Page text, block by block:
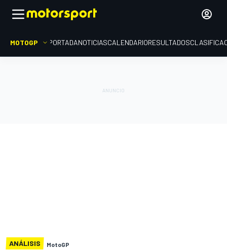
MOTOGP PORTADANOTICIASCALENDARIORESULTADOS
ANÁLISIS MotoGP